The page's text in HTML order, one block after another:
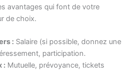
avantages qui font de votre
de choix.
: Salaire (si possible, donnez une
participation.
: Mutuelle, prévoyance, tickets